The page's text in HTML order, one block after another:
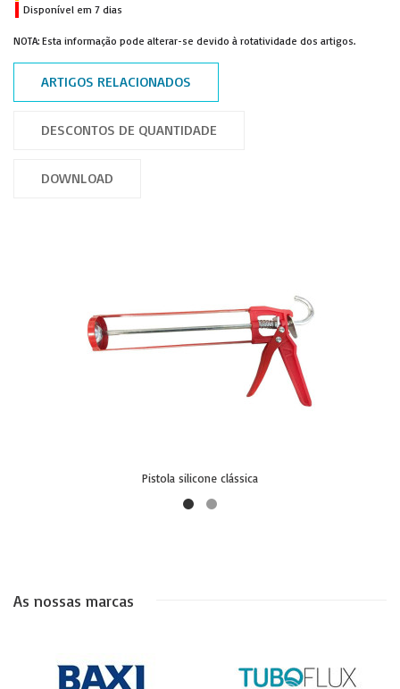
Disponível em 7 dias
NOTA: Esta informação pode alterar-se devido à rotatividade dos artigos.
ARTIGOS RELACIONADOS
DESCONTOS DE QUANTIDADE
DOWNLOAD
Pistola silicone clássica
As nossas marcas